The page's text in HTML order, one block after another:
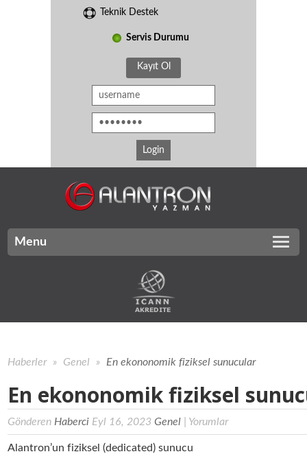
Teknik Destek
Servis Durumu
Kayıt Ol
Menu
Haberler » Genel » En ekononomik fiziksel sunucular
En ekononomik fiziksel
Gönderen Haberci Eyl 16, 2023Genel Yorumlar
Alantron’un fiziksel (dedicated) sunucu